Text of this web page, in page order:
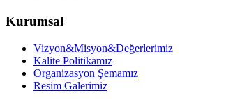
Kurumsal
Vizyon&Misyon&Değerlerimiz
Kalite Politikamız
Organizasyon Şemamız
Resim Galerimiz